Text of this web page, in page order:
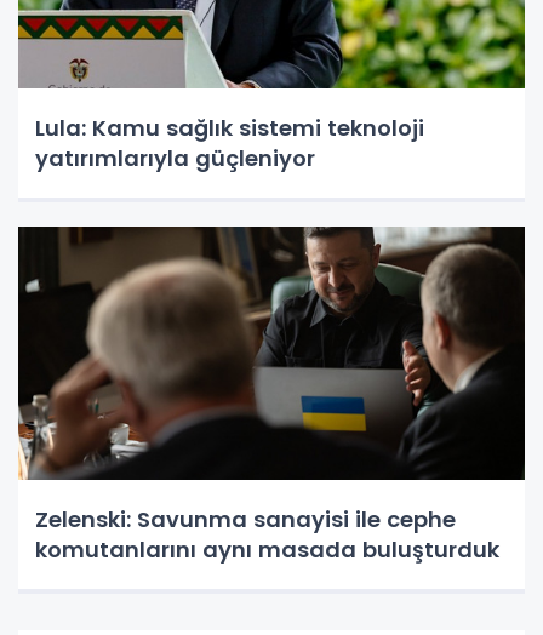
Lula: Kamu sağlık sistemi teknoloji
yatırımlarıyla güçleniyor
Zelenski: Savunma sanayisi ile cephe
komutanlarını aynı masada buluşturduk